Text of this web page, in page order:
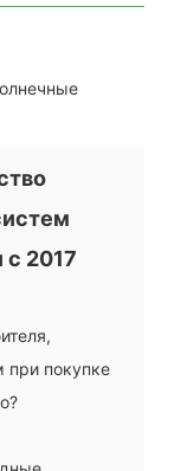
с 2017
при покупке